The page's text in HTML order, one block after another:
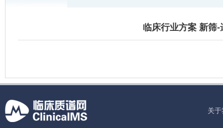
临床行业方案 新筛
关